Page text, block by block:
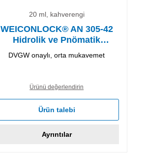
20 ml, kahverengi
WEICONLOCK® AN 305-42
Hidrolik ve Pnömatik
Sızdırmazlık Malzemesi
DVGW onaylı, orta mukavemet
Ürünü değerlendirin
Ürün talebi
Ayrıntılar